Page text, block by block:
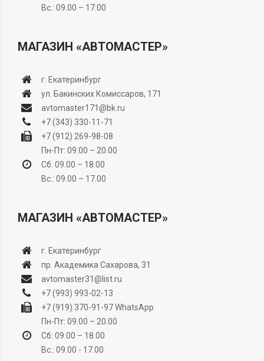
Вс.: 09.00 – 17.00
МАГАЗИН «АВТОМАСТЕР»
г. Екатеринбург
ул. Бакинских Комиссаров, 171
avtomaster171@bk.ru
+7 (343) 330-11-71
+7 (912) 269-98-08
Пн-Пт: 09.00 – 20.00
Сб: 09.00 – 18.00
Вс.: 09.00 – 17.00
МАГАЗИН «АВТОМАСТЕР»
г. Екатеринбург
пр. Академика Сахарова, 31
avtomaster31@list.ru
+7 (993) 993-02-13
+7 (919) 370-91-97WhatsApp
Пн-Пт: 09.00 – 20.00
Сб: 09.00 – 18.00
Вс.: 09.00 - 17.00